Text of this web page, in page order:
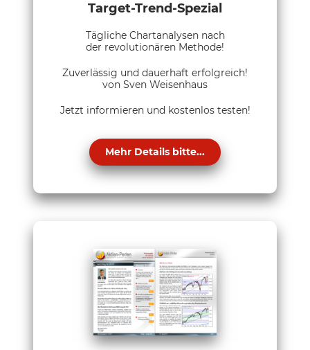
Target-Trend-Spezial
Tägliche Chartanalysen nach
der revolutionären Methode!
Zuverlässig und dauerhaft erfolgreich!
von Sven Weisenhaus
Jetzt informieren und kostenlos testen!
Mehr Details bitte...